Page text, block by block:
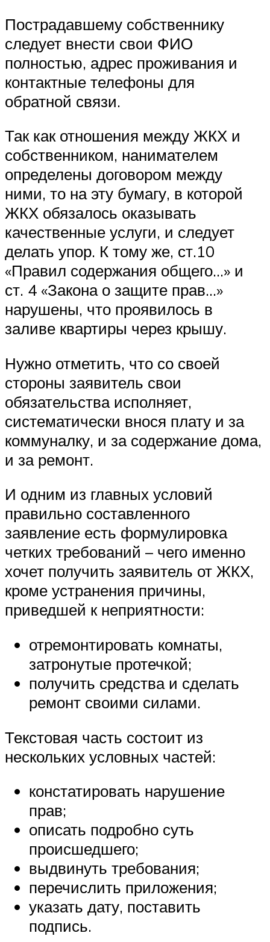
Пострадавшему собственнику
следует внести свои ФИО
полностью, адрес проживания и
контактные телефоны для
обратной связи.
Так как отношения между ЖКХ и
собственником, нанимателем
определены договором между
ними, то на эту бумагу, в которой
ЖКХ обязалось оказывать
качественные услуги, и следует
делать упор. К тому же, ст.10
«Правил содержания общего…» и
ст. 4 «Закона о защите прав…»
нарушены, что проявилось в
заливе квартиры через крышу.
Нужно отметить, что со своей
стороны заявитель свои
обязательства исполняет,
систематически внося плату и за
коммуналку, и за содержание дома,
и за ремонт.
И одним из главных условий
правильно составленного
заявление есть формулировка
четких требований – чего именно
хочет получить заявитель от ЖКХ,
кроме устранения причины,
приведшей к неприятности:
отремонтировать комнаты,
затронутые протечкой;
получить средства и сделать
ремонт своими силами.
Текстовая часть состоит из
нескольких условных частей:
констатировать нарушение
прав;
описать подробно суть
происшедшего;
выдвинуть требования;
перечислить приложения;
указать дату, поставить
подпись.